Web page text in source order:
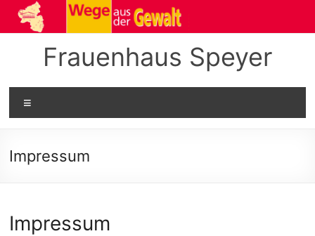
Zum
Inhalt
springen
Frauenhaus Speyer
Impressum
Impressum